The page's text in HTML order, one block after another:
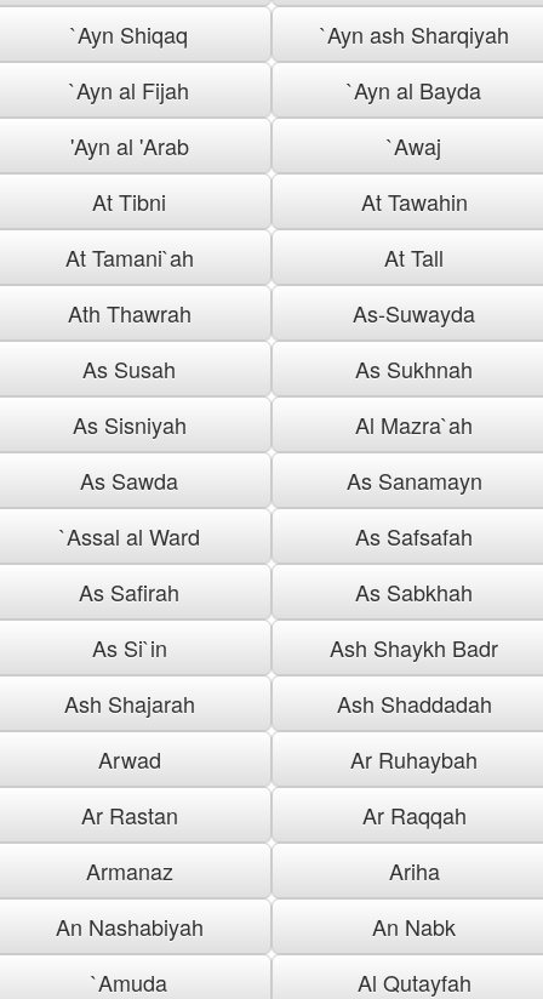
`Ayn Shiqaq
`Ayn ash Sharqiyah
`Ayn al Fijah
`Ayn al Bayda
'Ayn al 'Arab
`Awaj
At Tibni
At Tawahin
At Tamani`ah
At Tall
Ath Thawrah
As-Suwayda
As Susah
As Sukhnah
As Sisniyah
Al Mazra`ah
As Sawda
As Sanamayn
`Assal al Ward
As Safsafah
As Safirah
As Sabkhah
As Si`in
Ash Shaykh Badr
Ash Shajarah
Ash Shaddadah
Arwad
Ar Ruhaybah
Ar Rastan
Ar Raqqah
Armanaz
Ariha
An Nashabiyah
An Nabk
`Amuda
Al Qutayfah